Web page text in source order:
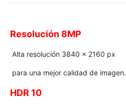
Resolución 8MP
Alta resolución 3840 x 2160 px
para una mejor calidad de imagen.
HDR 10